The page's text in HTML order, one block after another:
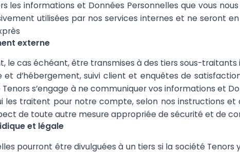
les informations et Données Personnelles que vous
utilisées par nos services internes et ne seront
externe
le cas échéant, être transmises à des tiers sous-
d’hébergement, suivi client et enquêtes de
s’engage à ne communiquer vos informations et
les traitent pour notre compte, selon nos instructions
de toute autre mesure appropriée de sécurité et de
et légale
pourront être divulguées à un tiers si la société